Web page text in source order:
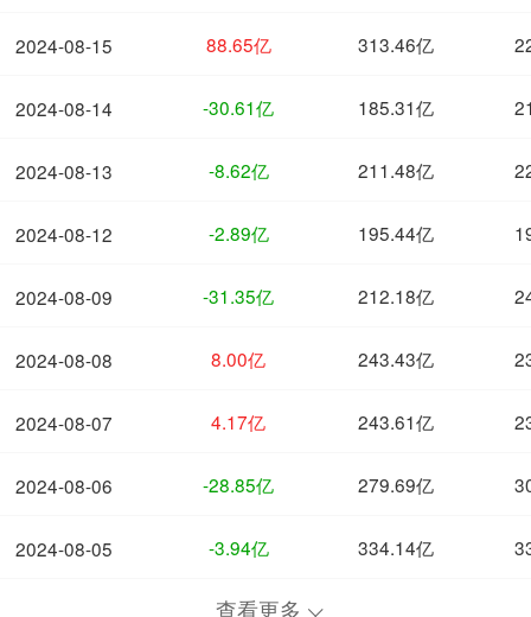
2024-08-15
2024-08-14
2024-08-13
2024-08-12
2024-08-09
2024-08-08
2024-08-07
2024-08-06
2024-08-05
88.65亿 313.46亿
-30.61亿 185.31亿
-8.62亿 211.48亿
-2.89亿 195.44亿
-31.35亿 212.18亿
8.00亿 243.43亿
4.17亿 243.61亿
-28.85亿 279.69亿
-3.94亿 334.14亿
查看更多